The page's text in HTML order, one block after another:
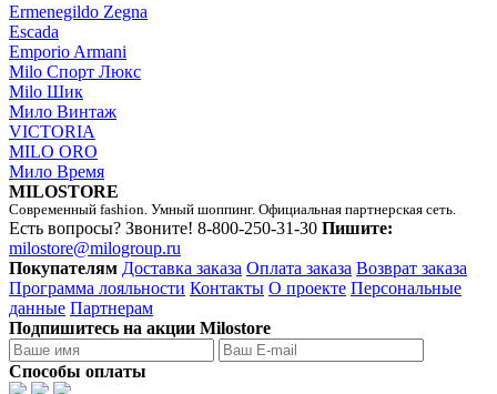
Ermenegildo Zegna
Escada
Emporio Armani
Milo Спорт Люкс
Milo Шик
Мило Винтаж
VICTORIA
MILO ORO
Мило Время
MILOSTORE
Современный fashion. Умный шоппинг. Официальная партнерская сеть.
Есть вопросы? Звоните! 8-800-250-31-30 Пишите:
milostore@milogroup.ru
Покупателям Доставка заказа Оплата заказа Возврат заказа
Программа лояльности Контакты О проекте Персональные
данные Партнерам
Подпишитесь на акции Milostore
Способы оплаты